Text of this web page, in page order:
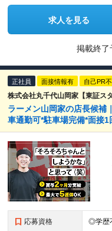
求人を見る
掲載終了
正社員 面接情報有 自己PR
株式会社丸千代山岡家【東証ス
ラーメン山岡家の店長候補
車通勤可*駐車場完備*面接1
応募資格